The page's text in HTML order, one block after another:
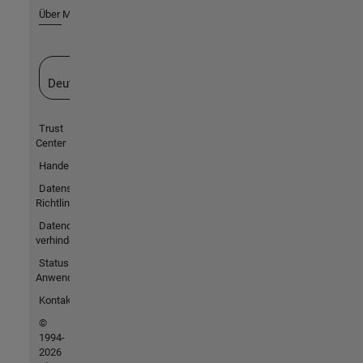
Über MathWorks
Deutschland
Trust
Center
Handelsmarken
Datenschutz-
Richtlinien
Datendiebstahl
verhindern
Status von
Anwendungen
Kontakt
©
1994-
2026